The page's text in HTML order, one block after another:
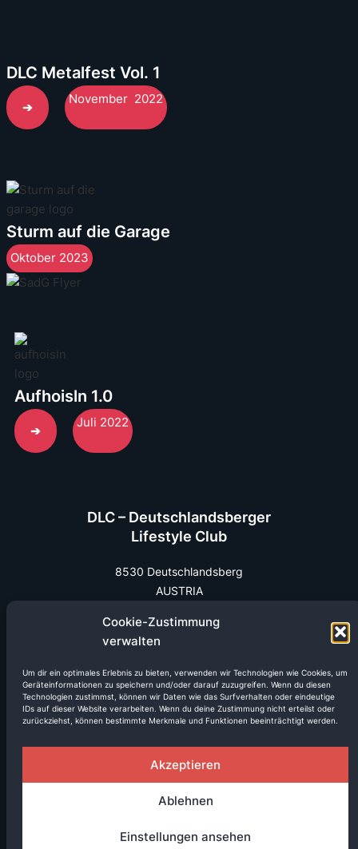
Cookie-Zustimmung
verwalten
Um dir ein optimales Erlebnis zu bieten, verwenden wir Technologien wie Cookies, um
Geräteinformationen zu speichern und/oder darauf zuzugreifen. Wenn du diesen
Technologien zustimmst, können wir Daten wie das Surfverhalten oder eindeutige
IDs auf dieser Website verarbeiten. Wenn du deine Zustimmung nicht erteilst oder
zurückziehst, können bestimmte Merkmale und Funktionen beeinträchtigt werden.
Akzeptieren
Ablehnen
Einstellungen ansehen
DLC Metalfest Vol. 1
➔
November 2022
Sturm auf die Garage
Oktober 2023
Aufhoisln 1.0
➔
Juli 2022
DLC – Deutschlandsberger
Lifestyle Club
8530 Deutschlandsberg
AUSTRIA
Bandanfragen:
bands@dlc.co.at